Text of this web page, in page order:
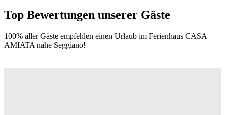
Top Bewertungen unserer Gäste
100% aller Gäste empfehlen einen Urlaub im Ferienhaus CASA
AMIATA nahe Seggiano!